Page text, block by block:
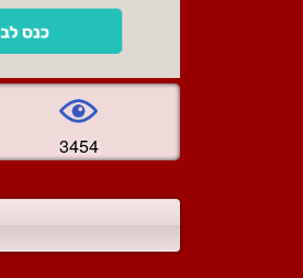
3454